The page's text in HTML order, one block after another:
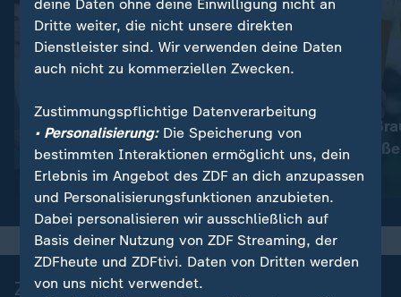
Wetter
So wird das Wetter
Video1:11
Nachrichten | heute
Immer mehr
müssen
Video1:33
Zuletzt auf ZDFheute veröffentlicht
deine Daten ohne deine Einwilligung nicht an
Dritte weiter, die nicht unsere direkten
Dienstleister sind. Wir verwenden deine Daten
auch nicht zu kommerziellen Zwecken.
Zustimmungspflichtige Datenverarbeitung
• Personalisierung:Die Speicherung von
bestimmten Interaktionen ermöglicht uns, dein
Erlebnis im Angebot des ZDF an dich anzupassen
und Personalisierungsfunktionen anzubieten.
Dabei personalisieren wir ausschließlich auf
Basis deiner Nutzung von ZDF Streaming, der
ZDFheute und ZDFtivi. Daten von Dritten werden
von uns nicht verwendet.